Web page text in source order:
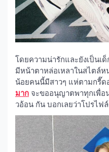
โดยความน่ารักและยังเป็นเ
มีหน้าตาหล่อเหลาในสไตล์
น้อยคนนี้มีสาวๆ แห่ตามกรี๊
มาก จะขออนุญาตพาทุกเพื่อ
วอ้อน กัน บอกเลยว่าโปรไฟ